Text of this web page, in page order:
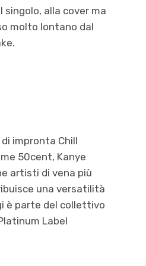
alla cover ma
molto lontano dal
impronta Chill
50cent, Kanye
artisti di vena più
una versatilità
è parte del collettivo
Label